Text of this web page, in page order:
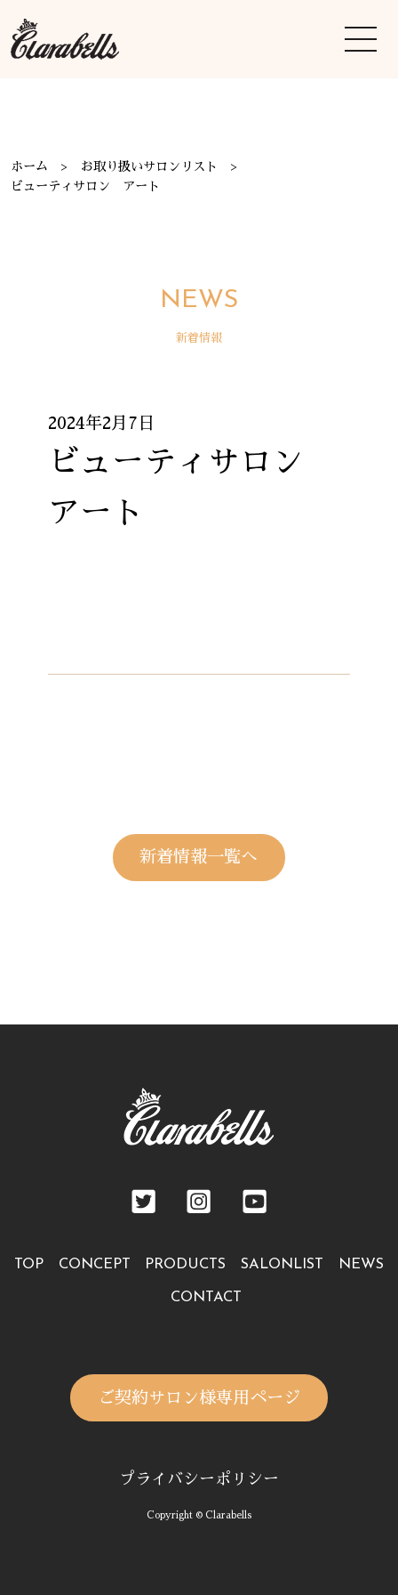
ホーム
お取り扱いサロンリスト
ビューティサロン アート
NEWS
新着情報
2024年2月7日
ビューティサロン
アート
新着情報一覧へ
TOP CONCEPT PRODUCTS SALONLIST NEWS
CONTACT
ご契約サロン様専用ページ
プライバシーポリシー
Copyright © Clarabells